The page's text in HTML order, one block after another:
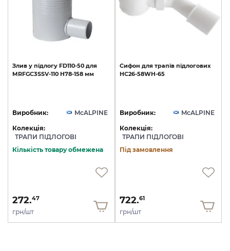
Злив у підлогу FD110-50 для
MRFGC3SSV-110 H78-158 мм
Виробник:
McALPINE
Колекція:
ТРАПИ ПІДЛОГОВІ
Кількість товару обмежена
272.47
грн/шт
Сифон для трапів підлогових
HC26-58WH-65
Виробник:
McALPINE
Колекція:
ТРАПИ ПІДЛОГОВІ
Під замовлення
722.61
грн/шт